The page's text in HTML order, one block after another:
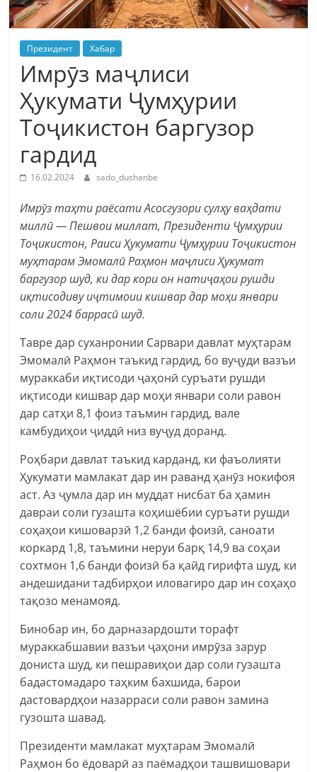
Президент Хабар
Имрӯз маҷлиси
Ҳукумати Ҷумҳурии
Тоҷикистон баргузор
гардид
16.02.2024 sado_dushanbe
Имрӯз таҳти раёсати Асосгузори сулҳу ваҳдати
миллӣ — Пешвои миллат, Президенти Ҷумҳурии
Тоҷикистон, Раиси Ҳукумати Ҷумҳурии Тоҷикистон
муҳтарам Эмомалӣ Раҳмон маҷлиси Ҳукумат
баргузор шуд, ки дар кори он натиҷаҳои рушди
иқтисодиву иҷтимоии кишвар дар моҳи январи
соли 2024 баррасӣ шуд.
Тавре дар суханронии Сарвари давлат муҳтарам
Эмомалӣ Раҳмон таъкид гардид, бо вуҷуди вазъи
мураккаби иқтисоди ҷаҳонӣ суръати рушди
иқтисоди кишвар дар моҳи январи соли равон
дар сатҳи 8,1 фоиз таъмин гардид, вале
камбудиҳои ҷиддӣ низ вуҷуд доранд.
Роҳбари давлат таъкид карданд, ки фаъолияти
Ҳукумати мамлакат дар ин раванд ҳанӯз нокифоя
аст. Аз ҷумла дар ин муддат нисбат ба ҳамин
давраи соли гузашта коҳишёбии суръати рушди
соҳаҳои кишоварзӣ 1,2 банди фоизӣ, саноати
коркард 1,8, таъмини неруи барқ 14,9 ва соҳаи
сохтмон 1,6 банди фоизӣ ба қайд гирифта шуд, ки
андешидани тадбирҳои иловагиро дар ин соҳаҳо
тақозо менамояд.
Бинобар ин, бо дарназардошти торафт
мураккабшавии вазъи ҷаҳони имрӯза зарур
дониста шуд, ки пешравиҳои дар соли гузашта
бадастомадаро таҳким бахшида, барои
дастовардҳои назарраси соли равон замина
гузошта шавад.
Президенти мамлакат муҳтарам Эмомалӣ
Раҳмон бо ёдоварӣ аз паёмадҳои ташвишовари